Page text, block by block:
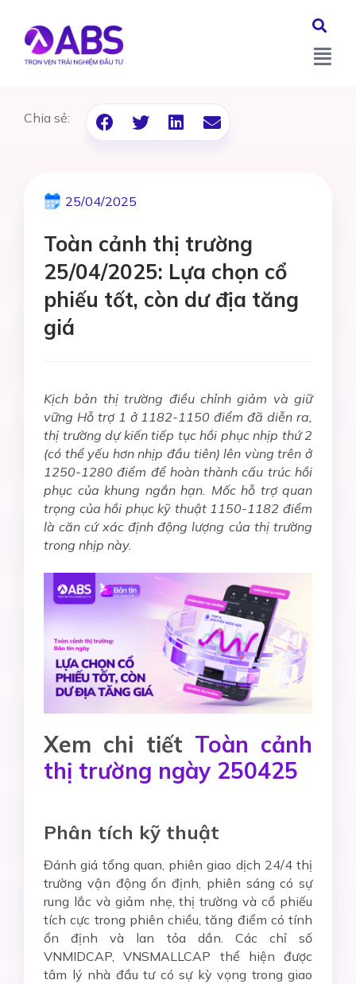
Chia sẻ:
25/04/2025
Toàn cảnh thị trường
25/04/2025: Lựa chọn cổ
phiếu tốt, còn dư địa tăng
giá
Kịch bản thị trường điều chỉnh giảm và giữ
vững Hỗ trợ 1 ở 1182-1150 điểm đã diễn ra,
thị trường dự kiến tiếp tục hồi phục nhịp thứ 2
(có thể yếu hơn nhịp đầu tiên) lên vùng trên ở
1250-1280 điểm để hoàn thành cấu trúc hồi
phục của khung ngắn hạn. Mốc hỗ trợ quan
trọng của hồi phục kỹ thuật 1150-1182 điểm
là căn cứ xác định động lượng của thị trường
trong nhịp này.
Xem chi tiết Toàn cảnh
thị trường ngày 250425
Phân tích kỹ thuật
Đánh giá tổng quan, phiên giao dịch 24/4 thị
trường vận động ổn định, phiên sáng có sự
rung lắc và giảm nhẹ, thị trường và cổ phiếu
tích cực trong phiên chiều, tăng điểm có tính
ổn định và lan tỏa dần. Các chỉ số
VNMIDCAP, VNSMALLCAP thể hiện được
tâm lý nhà đầu tư có sự kỳ vọng trong giao